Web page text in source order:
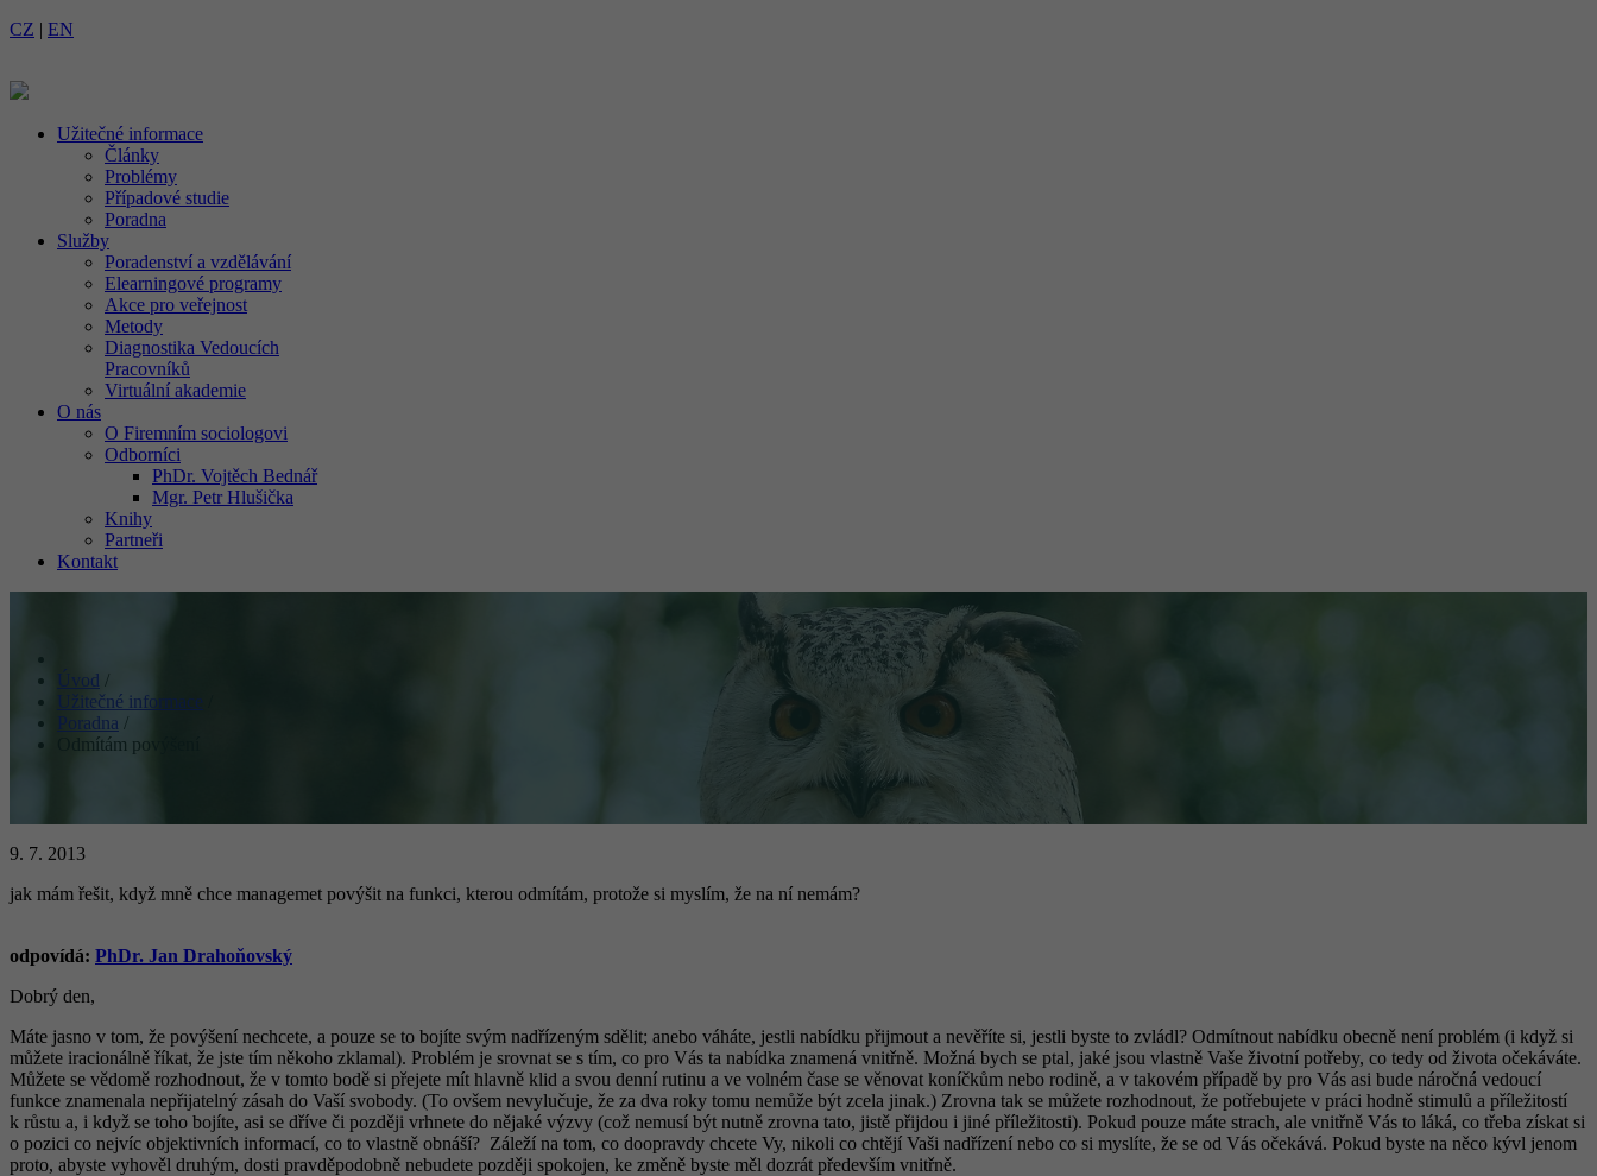
CZ | EN
Užitečné informace
Články
Problémy
Případové studie
Poradna
Služby
Poradenství a vzdělávání
Elearningové programy
Akce pro veřejnost
Metody
Diagnostika Vedoucích
Pracovníků
Virtuální akademie
O nás
O Firemním sociologovi
Odborníci
PhDr. Vojtěch Bednář
Mgr. Petr Hlušička
Knihy
Partneři
Kontakt
Úvod /
Užitečné informace
Poradna /
Odmítám povýšení
9. 7. 2013
jak mám řešit, když mně chce managemet povýšit na funkci, kterou odmítám, protože si myslím, že na ní nemám?
odpovídá: PhDr. Jan Drahoňovský
Dobrý den,
Máte jasno v tom, že povýšení nechcete, a pouze se to bojíte svým nadřízeným sdělit; anebo váháte, jestli nabídku přijmout a nevěříte si, jestli byste to zvládl? Odmítnout nabídku obecně není problém (i když si
můžete iracionálně říkat, že jste tím někoho zklamal). Problém je srovnat se s tím, co pro Vás ta nabídka znamená vnitřně. Možná bych se ptal, jaké jsou vlastně Vaše životní potřeby, co tedy od života očekáváte.
Můžete se vědomě rozhodnout, že v tomto bodě si přejete mít hlavně klid a svou denní rutinu a ve volném čase se věnovat koníčkům nebo rodině, a v takovém případě by pro Vás asi bude náročná vedoucí
funkce znamenala nepřijatelný zásah do Vaší svobody. (To ovšem nevylučuje, že za dva roky tomu nemůže být zcela jinak.) Zrovna tak se můžete rozhodnout, že potřebujete v práci hodně stimulů a příležitostí
k růstu a, i když se toho bojíte, asi se dříve či později vrhnete do nějaké výzvy (což nemusí být nutně zrovna tato, jistě přijdou i jiné příležitosti). Pokud pouze máte strach, ale vnitřně Vás to láká, co třeba získat si
o pozici co nejvíc objektivních informací, co to vlastně obnáší? Záleží na tom, co doopravdy chcete Vy, nikoli co chtějí Vaši nadřízení nebo co si myslíte, že se od Vás očekává. Pokud byste na něco kývl jenom
proto, abyste vyhověl druhým, dosti pravděpodobně nebudete později spokojen, ke změně byste měl dozrát především vnitřně.